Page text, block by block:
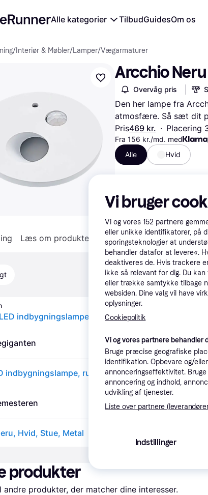
Alle kategorier TilbudGuidesOm os
/ Interiør & Møbler/Lamper/Vægarmaturer
Arcchio
Overvåg pris
Den her lampe fra
atmosfære. Så sæt dit
Pris469 kr. · Placering
Fra 156 kr./md. med
Alle
Hvid
Læs om produktet Specifikationer
Arcchio Neru LED indbygningslampe, rund, hvid, Hvid/opal, Stue/spisestue, Aluminium, Moderne, Runde downlight
Hvid, Stue, Metal
produkter
produkter, der matcher dine interesser.
Vi bruger
Vi og vores 152 partnere
eller unikke identifikatorer, på
sporingsteknologier at
behandler datafor at levere«.
deaktiveres de. Hvis trackere
ikke så relevant for dig. Du
eller trække samtykke tilbage
websiden. Dine valg vil have
oplysninger.
Cookiepolitik
Vi og vores partnere behandler
Bruge præcise geografiske
identifikation. Opbevare og/
annonceringseffektivitet.
annoncering og indhold,
udvikling af tjenester.
Liste over partnere
Indstillinger